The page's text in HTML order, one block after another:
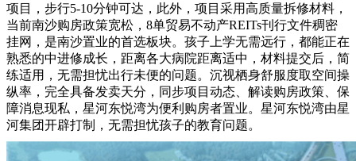
项目，步行5-10分钟可达，此外，项目采用高质量拆修材料，
当前南沙购房政策宽松，8单贸易不动产REITs刊行文件稠密
挂网，是南沙置业的首选板块。孩子上学无需远行，都能正在
熟悉的中进修成长，距离各大病院距离适中，材料提交后，简
练适用，无需担忧出行未便的问题。沉视栖身舒服度取空间操
纵率，完全具备发卖天分，同步项目动态、解读购房政策、保
障消息现私，星河东悦湾为便利购房者置业。星河东悦湾由星
河集团开辟打制，无需担忧孩子的教育问题。